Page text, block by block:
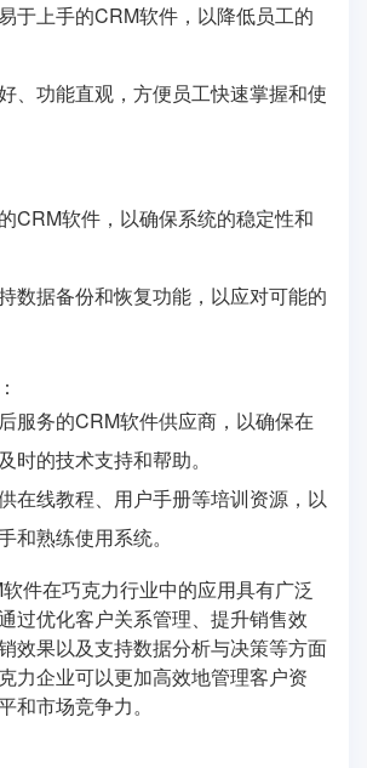
于上手的CRM软件，以降低员工的
、功能直观，方便员工快速掌握和使
CRM软件，以确保系统的稳定性和
数据备份和恢复功能，以应对可能的
：
服务的CRM软件供应商，以确保在
时的技术支持和帮助。
在线教程、用户手册等培训资源，以
和熟练使用系统。
件在巧克力行业中的应用具有广泛
过优化客户关系管理、提升销售效
效果以及支持数据分析与决策等方面
力企业可以更加高效地管理客户资
和市场竞争力。